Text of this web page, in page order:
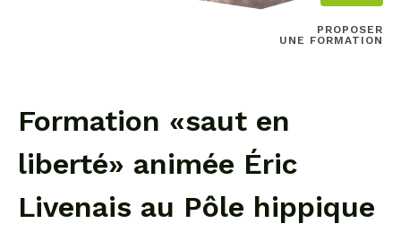
PROPOSER
UNE FORMATION
Formation «saut en
liberté» animée Éric
Livenais au Pôle hippique